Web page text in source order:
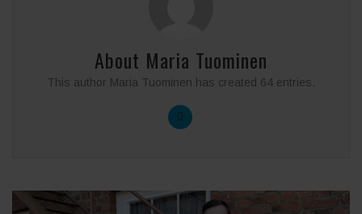
About Maria Tuominen
This author Maria Tuominen has created 64 entries.